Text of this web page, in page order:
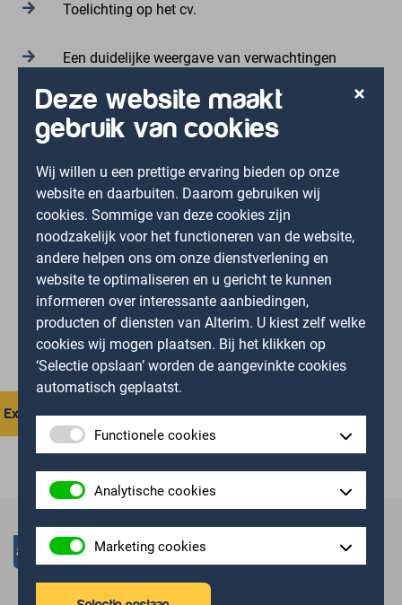
Toelichting op het cv.
Een duidelijke weergave van verwachtingen
Wilt u ontdekken welke RA’s in ons netwerk aansluiten
bij uw praktijk, plan dan een kennismaking met ons
in. Zo leren we u beter kennen en kunnen we de beste
match maken.
Extra capaciteit nodig tijdens het busy season?
Deze website maakt
gebruik van cookies
Wij willen u een prettige ervaring bieden op onze
website en daarbuiten. Daarom gebruiken wij
cookies. Sommige van deze cookies zijn
noodzakelijk voor het functioneren van de website,
andere helpen ons om onze dienstverlening en
website te optimaliseren en u gericht te kunnen
informeren over interessante aanbiedingen,
producten of diensten van Alterim. U kiest zelf welke
cookies wij mogen plaatsen. Bij het klikken op
‘Selectie opslaan’ worden de aangevinkte cookies
automatisch geplaatst.
Functionele cookies
Analytische cookies
Marketing cookies